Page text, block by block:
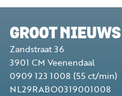
GROOT
Zandstraat 36
3901 CM Veenendaal
0909 123 1008 (55 ct/min)
NL29RABO0319001008